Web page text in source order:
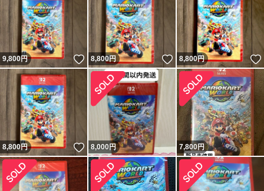
9,800円 いいね！
8,800円 いいね！
8,800円
8,800円 いいね！
8,000円 7,800円